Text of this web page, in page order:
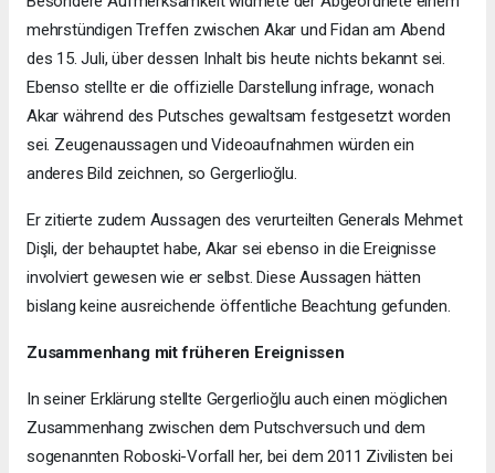
mehrstündigen Treffen zwischen Akar und Fidan am Abend
des 15. Juli, über dessen Inhalt bis heute nichts bekannt sei.
Ebenso stellte er die offizielle Darstellung infrage, wonach
Akar während des Putsches gewaltsam festgesetzt worden
sei. Zeugenaussagen und Videoaufnahmen würden ein
anderes Bild zeichnen, so Gergerlioğlu.
Er zitierte zudem Aussagen des verurteilten Generals Mehmet
Dişli, der behauptet habe, Akar sei ebenso in die Ereignisse
involviert gewesen wie er selbst. Diese Aussagen hätten
bislang keine ausreichende öffentliche Beachtung gefunden.
Zusammenhang mit früheren Ereignissen
In seiner Erklärung stellte Gergerlioğlu auch einen möglichen
Zusammenhang zwischen dem Putschversuch und dem
sogenannten Roboski-Vorfall her, bei dem 2011 Zivilisten bei